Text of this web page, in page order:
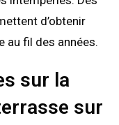
d’obtenir
au fil des années.
sur la
sur